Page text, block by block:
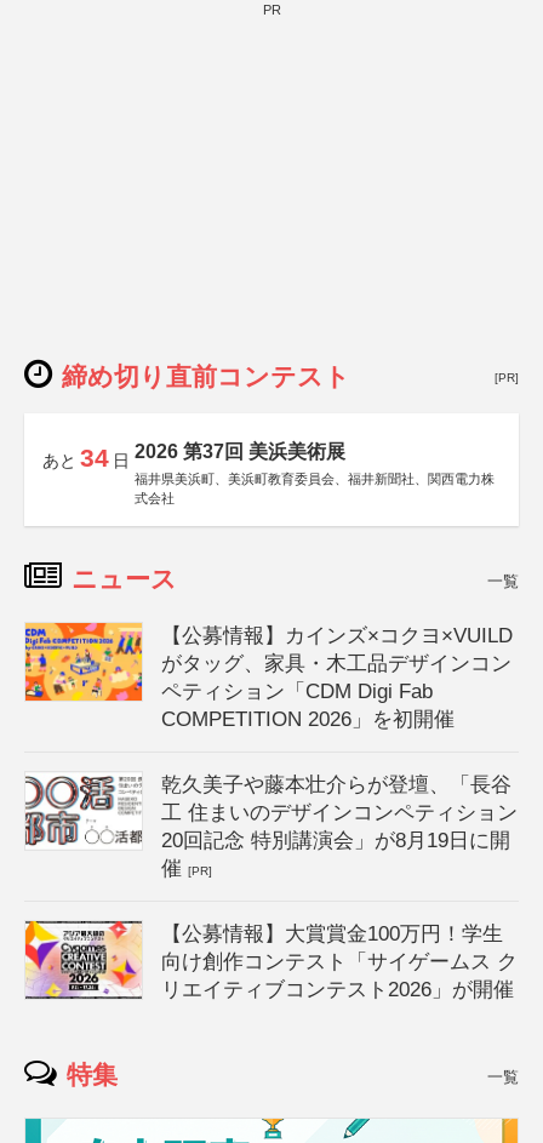
PR
締め切り直前コンテスト [PR]
あと 34 日 2026 第37回 美浜美術展
福井県美浜町、美浜町教育委員会、福井新聞社、関西電力株
式会社
ニュース 一覧
【公募情報】カインズ×コクヨ×VUILD
がタッグ、家具・木工品デザインコン
ペティション「CDM Digi Fab
COMPETITION 2026」を初開催
乾久美子や藤本壮介らが登壇、「長谷
工 住まいのデザインコンペティション
20回記念 特別講演会」が8月19日に開
催[PR]
【公募情報】大賞賞金100万円！学生
向け創作コンテスト「サイゲームス ク
リエイティブコンテスト2026」が開催
特集 一覧